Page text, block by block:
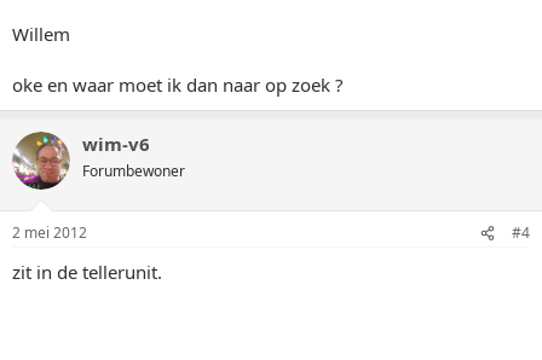
Willem
oke en waar moet ik dan naar op zoek ?
wim-v6
Forumbewoner
2 mei 2012 #4
zit in de tellerunit.